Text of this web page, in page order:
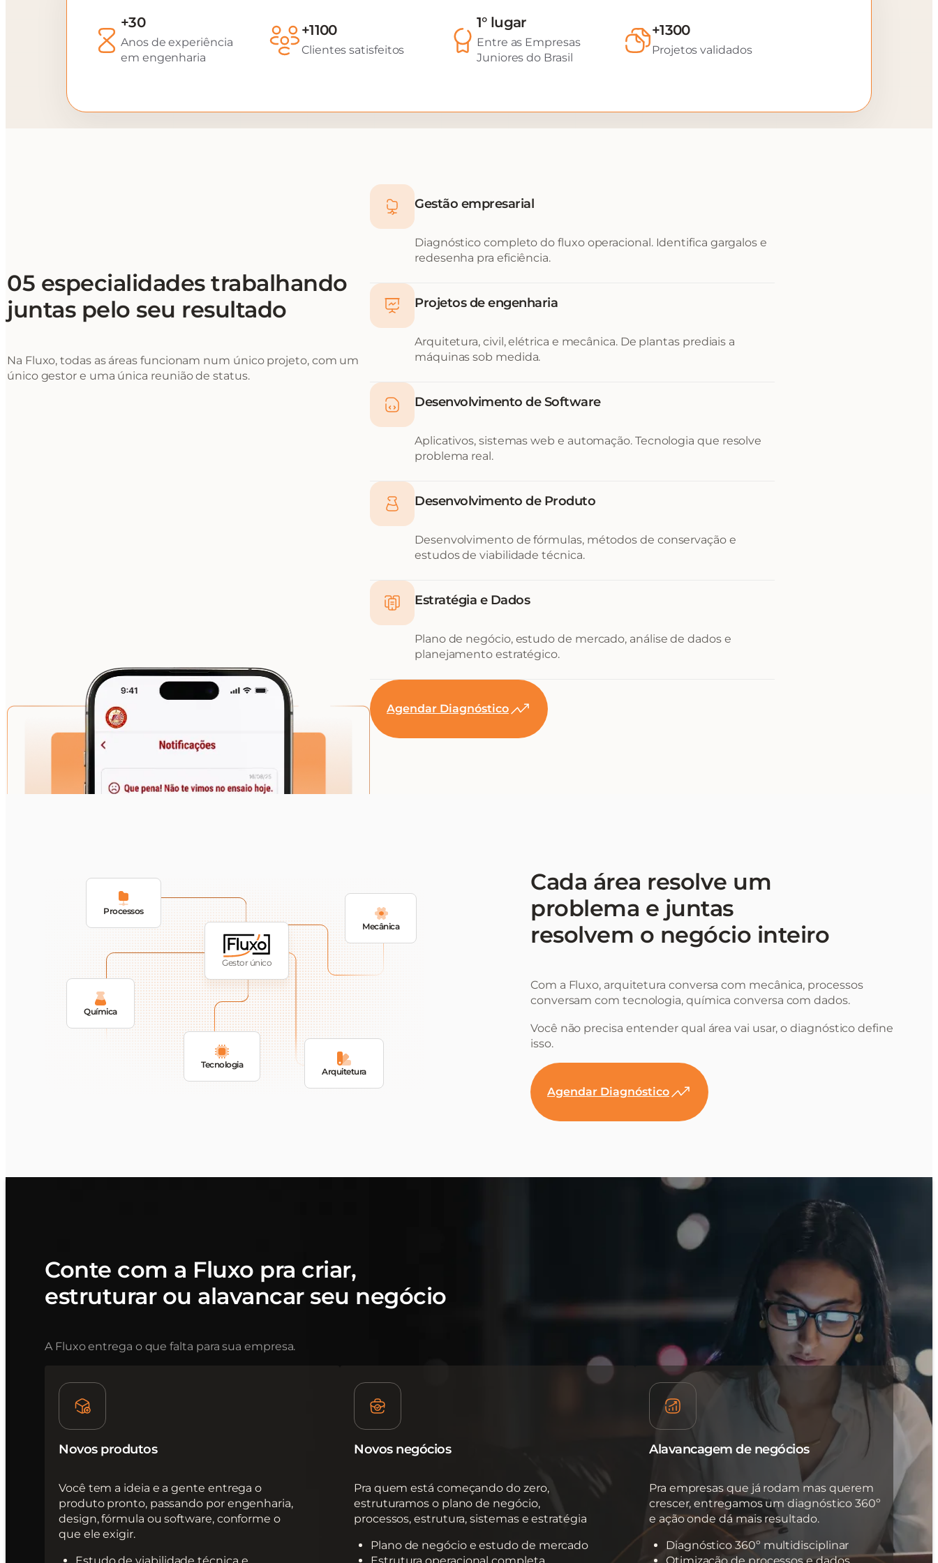
+30
Anos de experiência
em engenharia
+1100
Clientes satisfeitos
1° lugar
Entre as Empresas
Juniores do Brasil
+1300
Projetos validados
05 especialidades trabalhando
juntas pelo seu resultado
Na Fluxo, todas as áreas funcionam num único projeto, com um
único gestor e uma única reunião de status.
Gestão empresarial
Diagnóstico completo do fluxo operacional. Identifica gargalos e
redesenha pra eficiência.
Projetos de engenharia
Arquitetura, civil, elétrica e mecânica. De plantas prediais a
máquinas sob medida.
Desenvolvimento de Software
Aplicativos, sistemas web e automação. Tecnologia que resolve
problema real.
Desenvolvimento de Produto
Desenvolvimento de fórmulas, métodos de conservação e
estudos de viabilidade técnica.
Estratégia e Dados
Plano de negócio, estudo de mercado, análise de dados e
planejamento estratégico.
Agendar Diagnóstico
Processos
Gestor único
Mecânica
Tecnologia
Arquitetura
Química
Cada área resolve um
problema e juntas
resolvem o negócio inteiro
Com a Fluxo, arquitetura conversa com mecânica, processos
conversam com tecnologia, química conversa com dados.
Você não precisa entender qual área vai usar, o diagnóstico define
isso.
Agendar Diagnóstico
Conte com a Fluxo pra criar,
estruturar ou alavancar seu negócio
A Fluxo entrega o que falta para sua empresa.
Novos produtos
Você tem a ideia e a gente entrega o
produto pronto, passando por engenharia,
design, fórmula ou software, conforme o
que ele exigir.
Novos negócios
Pra quem está começando do zero,
estruturamos o plano de negócio,
processos, estrutura, sistemas e estratégia
Plano de negócio e estudo de mercado
Alavancagem de negócios
Pra empresas que já rodam mas querem
crescer, entregamos um diagnóstico 360º
e ação onde dá mais resultado.
Diagnóstico 360º multidisciplinar